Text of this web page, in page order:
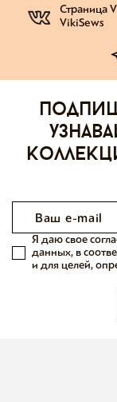
Страница
VikiSews
Я даю свое
данных, в
и для целей,